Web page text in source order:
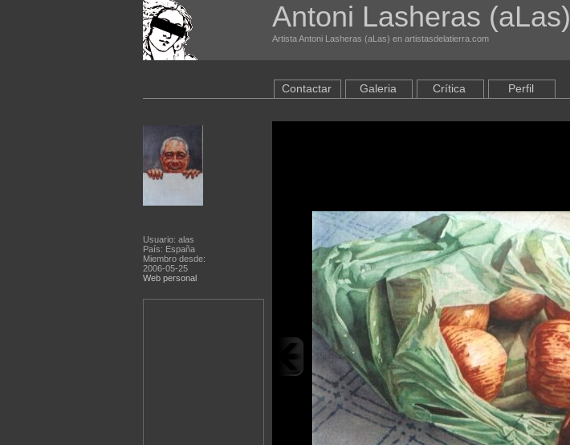
Antoni Lasheras (aLas)
Artista Antoni Lasheras (aLas) en artistasdelatierra.com
Usuario: alas
País: España
Miembro desde:
2006-05-25
Web personal
Contactar Galeria Crítica Perfil